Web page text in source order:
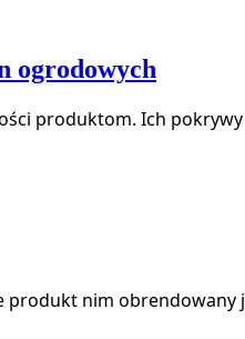
ogrodowych
produktom. Ich
produkt nim